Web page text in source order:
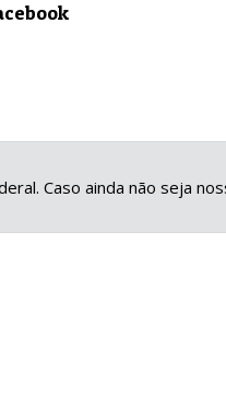
Caso ainda não seja